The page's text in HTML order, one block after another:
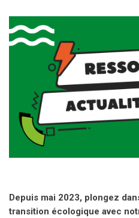
Depuis mai 2023, plongez
transition écologique avec